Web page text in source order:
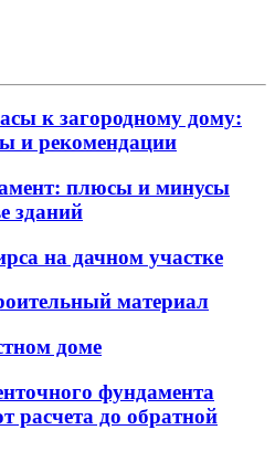
к загородному дому:
и рекомендации
плюсы и минусы
зданий
на дачном участке
материал
доме
фундамента
расчета до обратной